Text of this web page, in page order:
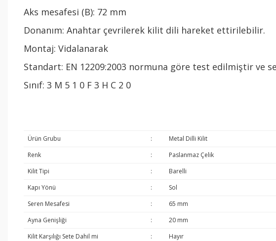
Aks mesafesi (B): 72 mm
Donanım: Anahtar çevrilerek kilit dili hareket ettirilebilir.
Montaj: Vidalanarak
Standart: EN 12209:2003 normuna göre test edilmiştir ve
Sınıf: 3 M 5 1 0 F 3 H C 2 0
Ürün Grubu :
Metal Dilli Kilit
Renk
:
Paslanmaz Çelik
Kilit Tipi
:
Barelli
Kapı Yönü
:
Sol
Seren Mesafesi
:
65 mm
Ayna Genişliği
:
20 mm
Kilit Karşılığı Sete Dahil mi
:
Hayır